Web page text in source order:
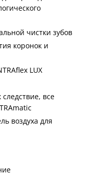
чистки зубов
коронок и
LUX
все
воздуха для